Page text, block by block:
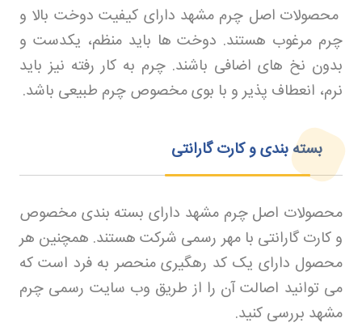
محصولات اصل چرم مشهد دارای کیفیت دوخت بالا و
چرم مرغوب هستند. دوخت ها باید منظم، یکدست و
بدون نخ های اضافی باشند. چرم به کار رفته نیز باید
نرم، انعطاف پذیر و با بوی مخصوص چرم طبیعی باشد.
بسته بندی و کارت گارانتی
محصولات اصل چرم مشهد دارای بسته بندی مخصوص
و کارت گارانتی با مهر رسمی شرکت هستند. همچنین هر
محصول دارای یک کد رهگیری منحصر به فرد است که
می توانید اصالت آن را از طریق وب سایت رسمی چرم
مشهد بررسی کنید.